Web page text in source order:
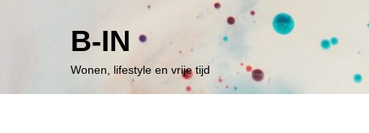
B-IN
Wonen, lifestyle en vrije tijd